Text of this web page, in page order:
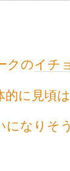
クのイチ
的に見頃
になりそ